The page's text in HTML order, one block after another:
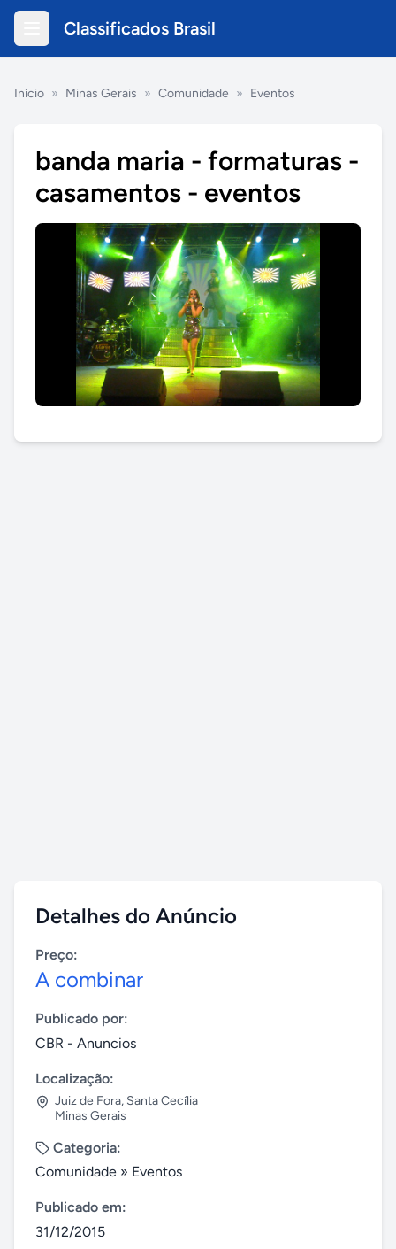
Classificados Brasil
Início » Minas Gerais » Comunidade » Eventos
banda maria - formaturas -
casamentos - eventos
Detalhes do Anúncio
Preço:
A combinar
Publicado por:
CBR - Anuncios
Localização:
Juiz de Fora, Santa Cecília
Minas Gerais
Categoria:
Comunidade » Eventos
Publicado em:
31/12/2015